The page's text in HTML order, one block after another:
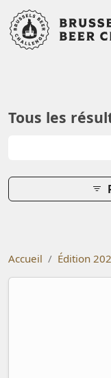
Tous les
Accueil Édition